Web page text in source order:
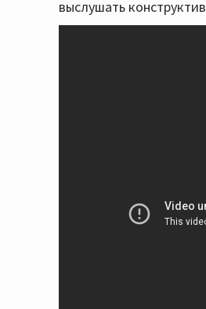
выслушать